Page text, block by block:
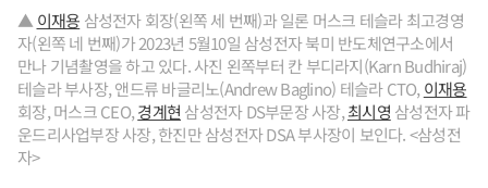
▲ 이재용 삼성전자 회장(왼쪽 세 번째)과 일론 머스크 테슬라 최고경영
자(왼쪽 네 번째)가 2023년 5월10일 삼성전자 북미 반도체연구소에서
만나 기념촬영을 하고 있다. 사진 왼쪽부터 칸 부디라지(Karn Budhiraj)
테슬라 부사장, 앤드류 바글리노(Andrew Baglino) 테슬라 CTO, 이재용
회장, 머스크 CEO,경계현 삼성전자 DS부문장 사장,최시영 삼성전자 파
운드리사업부장 사장, 한진만 삼성전자 DSA 부사장이 보인다. <삼성전
자>